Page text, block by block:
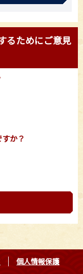
るためにご意見
か？
個人情報保護